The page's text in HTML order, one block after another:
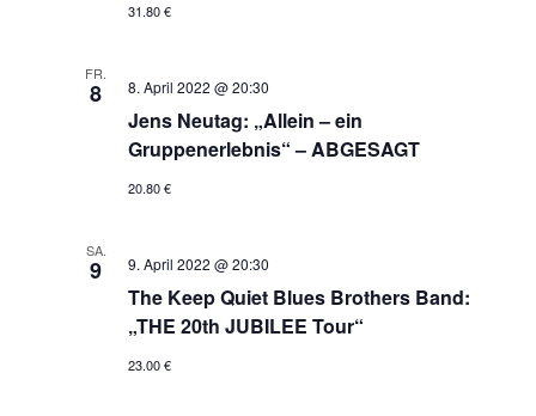
31.80 €
FR.
8 8. April 2022 @ 20:30
Jens Neutag: „Allein – ein
Gruppenerlebnis“ – ABGESAGT
20.80 €
SA.
9 9. April 2022 @ 20:30
The Keep Quiet Blues Brothers Band:
„THE 20th JUBILEE Tour“
23.00 €